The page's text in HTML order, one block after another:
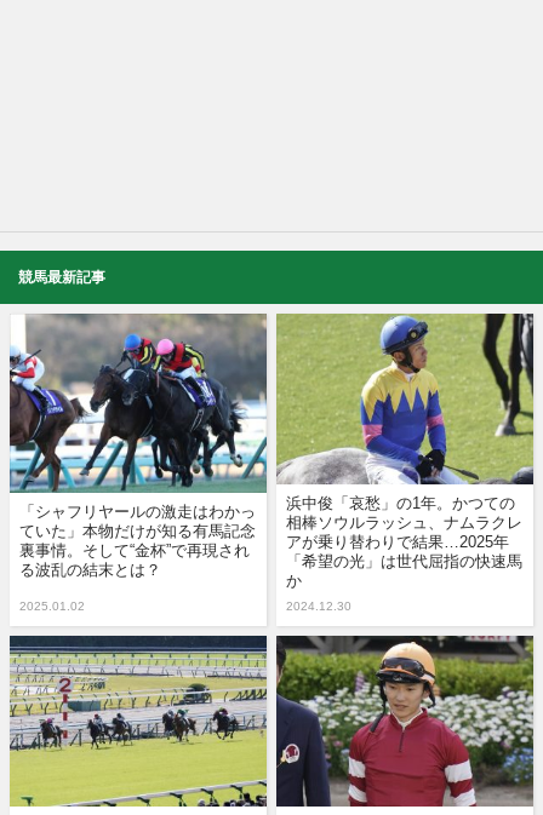
競馬最新記事
「シャフリヤールの激走はわかっ
ていた」本物だけが知る有馬記念
裏事情。そして“金杯”で再現され
る波乱の結末とは？
2025.01.02
浜中俊「哀愁」の1年。かつての
相棒ソウルラッシュ、ナムラクレ
アが乗り替わりで結果…2025年
「希望の光」は世代屈指の快速馬
か
2024.12.30